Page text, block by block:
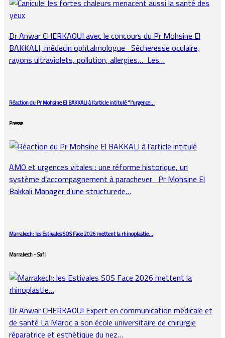
Dr Anwar CHERKAOUI avec le concours du Pr Mohsine El
BAKKALI, médecin ophtalmologue Sécheresse oculaire,
rayons ultraviolets, pollution, allergies… Les…
Réaction du Pr Mohsine El BAKKALI à l’article intitulé "l’urgence…
Presse
AMO et urgences vitales : une réforme historique, un
système d’accompagnement à parachever Pr Mohsine El
Bakkali Manager d’une structurede…
Marrakech: les Estivales SOS Face 2026 mettent la rhinoplastie…
Marrakech - Safi
Dr Anwar CHERKAOUI Expert en communication médicale et
de santé La Maroc a son école universitaire de chirurgie
réparatrice et esthétique du nez…